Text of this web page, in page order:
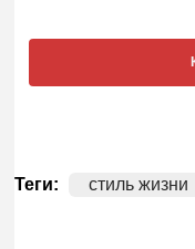
Теги: стиль жизни